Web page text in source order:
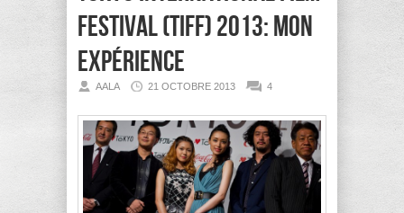
Festival (TIFF) 2013: mon
expérience
AALA 21 OCTOBRE 2013 4